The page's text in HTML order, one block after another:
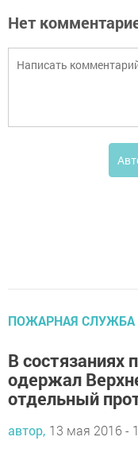
Нет
ПОЖАРНАЯ СЛУЖБА
В состязаниях
одержал
отдельный
автор, 13 мая 2016 -